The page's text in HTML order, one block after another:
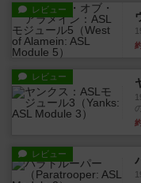
レビュー
レビュー
レビュー